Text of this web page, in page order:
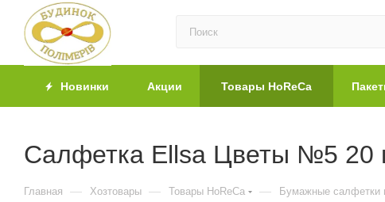
Новинки Акции Товары HoReCa
Салфетка Ellsa Цветы №5 20
Главная — Хозтовары — Товары HoReCa — Бумажные салфетки